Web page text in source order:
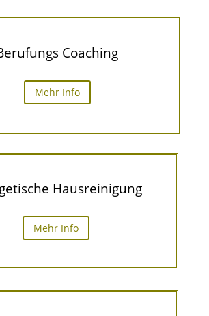
Coaching
Mehr Info
Hausreinigung
Mehr Info